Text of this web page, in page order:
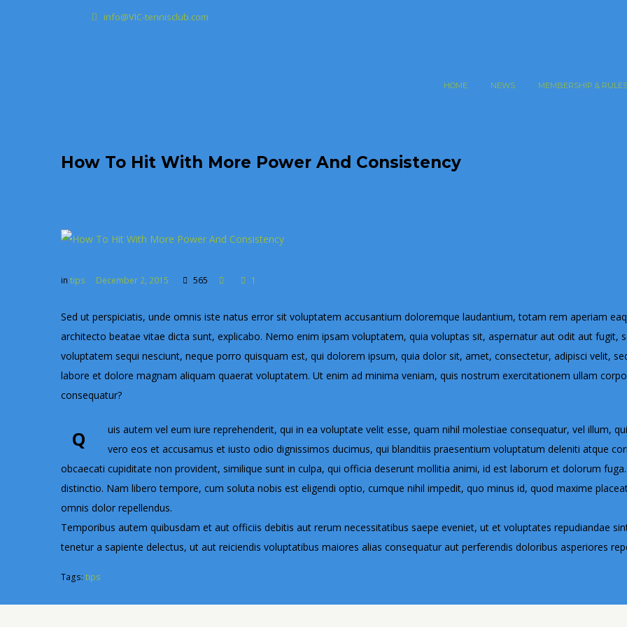
info@VIC-tennisclub.com
HOME NEWS MEMBERSHIP & RULES
How To Hit With More Power And Consistency
in tips December 2, 2015 565 1
Sed ut perspiciatis, unde omnis iste natus error sit voluptatem accusantium doloremque laudantium, totam rem aperiam
architecto beatae vitae dicta sunt, explicabo. Nemo enim ipsam voluptatem, quia voluptas sit, aspernatur aut odit aut fugit,
voluptatem sequi nesciunt, neque porro quisquam est, qui dolorem ipsum, quia dolor sit, amet, consectetur, adipisci velit,
labore et dolore magnam aliquam quaerat voluptatem. Ut enim ad minima veniam, quis nostrum exercitationem ullam
consequatur?
Q
uis autem vel eum iure reprehenderit, qui in ea voluptate velit esse, quam nihil molestiae consequatur, vel illum,
vero eos et accusamus et iusto odio dignissimos ducimus, qui blanditiis praesentium voluptatum deleniti atque
obcaecati cupiditate non provident, similique sunt in culpa, qui officia deserunt mollitia animi, id est laborum et dolorum
distinctio. Nam libero tempore, cum soluta nobis est eligendi optio, cumque nihil impedit, quo minus id, quod maxime
omnis dolor repellendus.
Temporibus autem quibusdam et aut officiis debitis aut rerum necessitatibus saepe eveniet, ut et voluptates repudiandae
tenetur a sapiente delectus, ut aut reiciendis voluptatibus maiores alias consequatur aut perferendis doloribus asperiores
Tags: tips